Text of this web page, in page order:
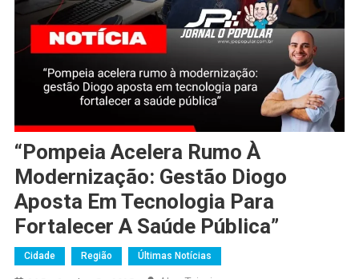
“Pompeia Acelera Rumo À
Modernização: Gestão Diogo
Aposta Em Tecnologia Para
Fortalecer A Saúde Pública”
Cidade Região Últimas Notícias